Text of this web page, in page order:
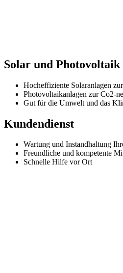
Solar und Photovoltaik
Hocheffiziente Solaranlagen
Photovoltaikanlagen zur Co2-
Gut für die Umwelt und das
Kundendienst
Wartung und Instandhaltung
Freundliche und kompetente
Schnelle Hilfe vor Ort